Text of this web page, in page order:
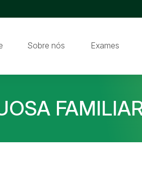
Sobre nós Exames